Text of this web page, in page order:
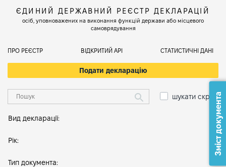
ЄДИНИЙ ДЕРЖАВНИЙ РЕЄСТР ДЕКЛАРАЦІЙ
осіб, уповноважених на виконання функцій держави або місцевого
самоврядування
ПРО РЕЄСТР ВІДКРИТИЙ АРІ СТАТИСТИЧНІ ДАНІ
Подати декларацію
шукати скрізь
Вид декларації:
Рік:
Тип документа:
Зміст документа